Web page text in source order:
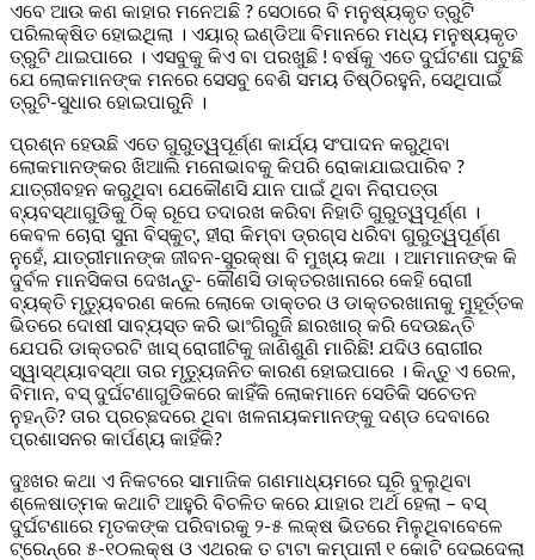
ଏବେ ଆଉ କଣ କାହାର ମନେଅଛି ? ସେଠାରେ ବି ମନୁଷ୍ୟକୃତ ତ୍ରୁଟି
ପରିଲକ୍ଷିତ ହୋଇଥିଲା । ଏୟାର୍ ଇଣ୍ଡିଆ ବିମାନରେ ମଧ୍ୟ ମନୁଷ୍ୟକୃତ
ତ୍ରୁଟି ଥାଇପାରେ । ଏସବୁକୁ କିଏ ବା ପରଖୁଛି ! ବର୍ଷକୁ ଏତେ ଦୁର୍ଘଟଣା ଘଟୁଛି
ଯେ ଲୋକମାନଙ୍କ ମନରେ ସେସବୁ ବେଶି ସମୟ ତିଷ୍ଠିରହୁନି, ସେଥିପାଇଁ
ତ୍ରୁଟି-ସୁଧାର ହୋଇପାରୁନି ।
ପ୍ରଶ୍ନ ହେଉଛି ଏତେ ଗୁରୁତ୍ୱପୂର୍ଣ୍ଣ କାର୍ଯ୍ୟ ସଂପାଦନ କରୁଥିବା
ଲୋକମାନଙ୍କର ଖିଆଲି ମନୋଭାବକୁ କିପରି ରୋକାଯାଇପାରିବ ?
ଯାତ୍ରୀବହନ କରୁଥିବା ଯେକୌଣସି ଯାନ ପାଇଁ ଥିବା ନିରାପତ୍ତା
ବ୍ୟବସ୍ଥାଗୁଡିକୁ ଠିକ୍ ରୂପେ ତଦାରଖ କରିବା ନିହାତି ଗୁରୁତ୍ୱପୂର୍ଣ୍ଣ ।
କେବଳ ଚୋରା ସୁନା ବିସ୍କୁଟ୍, ହୀରା କିମ୍ବା ଡ୍ରଗ୍ସ ଧରିବା ଗୁରୁତ୍ୱପୂର୍ଣ୍ଣ
ନୁହେଁ, ଯାତ୍ରୀମାନଙ୍କ ଜୀବନ-ସୁରକ୍ଷା ବି ମୁଖ୍ୟ କଥା । ଆମମାନଙ୍କ କି
ଦୁର୍ବଳ ମାନସିକତା ଦେଖନ୍ତୁ- କୌଣସି ଡାକ୍ତରଖାନାରେ କେହି ରୋଗୀ
ବ୍ୟକ୍ତି ମୃତ୍ୟୁବରଣ କଲେ ଲୋକେ ଡାକ୍ତର ଓ ଡାକ୍ତରଖାନାକୁ ମୁହୂର୍ତ୍ତକ
ଭିତରେ ଦୋଷୀ ସାବ୍ୟସ୍ତ କରି ଭାଂଗିରୁଜି ଛାରଖାର୍ କରି ଦେଉଛନ୍ତି
ଯେପରି ଡାକ୍ତରଟି ଖାସ୍ ରୋଗୀଟିକୁ ଜାଣିଶୁଣି ମାରିଛି! ଯଦିଓ ରୋଗୀର
ସ୍ୱାସ୍ଥ୍ୟାବସ୍ଥା ତାର ମୃତ୍ୟୁଜନିତ କାରଣ ହୋଇପାରେ । କିନ୍ତୁ ଏ ରେଳ,
ବିମାନ, ବସ୍ ଦୁର୍ଘଟଣାଗୁଡିକରେ କାହିଁକି ଲୋକମାନେ ସେତିକି ସଚେତନ
ନୁହନ୍ତି? ତାର ପ୍ରଚ୍ଛଦରେ ଥିବା ଖଳନାୟକମାନଙ୍କୁ ଦଣ୍ଡ ଦେବାରେ
ପ୍ରଶାସନର କାର୍ପଣ୍ୟ କାହିଁକି?
ଦୁଃଖର କଥା ଏ ନିକଟରେ ସାମାଜିକ ଗଣମାଧ୍ୟମରେ ଘୂରି ବୁଲୁଥିବା
ଶ୍ଳେଷାତ୍ମକ କଥାଟି ଆହୁରି ବିଚଳିତ କରେ ଯାହାର ଅର୍ଥ ହେଲା – ବସ୍
ଦୁର୍ଘଟଣାରେ ମୃତକଙ୍କ ପରିବାରକୁ ୨-୫ ଲକ୍ଷ ଭିତରେ ମିଳୁଥିବାବେଳେ
ଟ୍ରେନ୍‌ରେ ୫-୧୦ଲକ୍ଷ ଓ ଏଥରକ ତ ଟାଟା କମ୍ପାନୀ ୧ କୋଟି ଦେଇଦେଲା